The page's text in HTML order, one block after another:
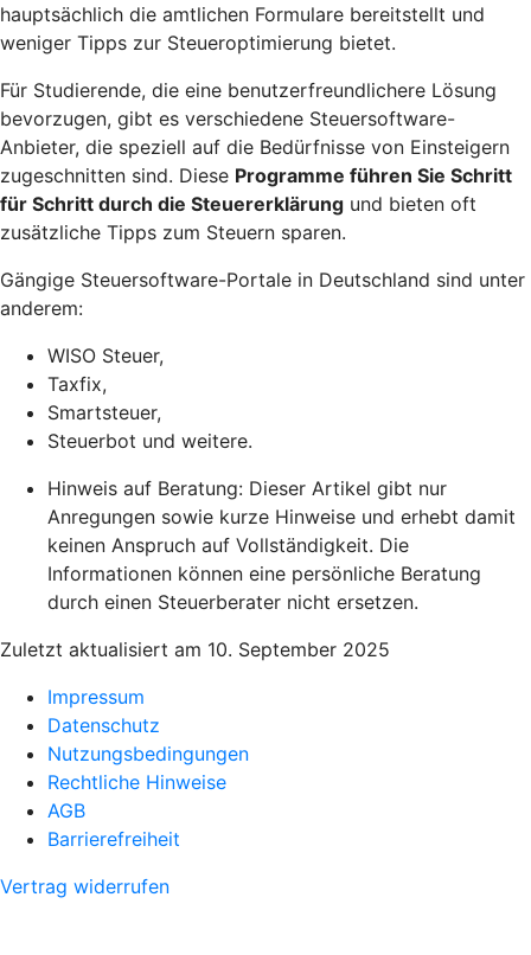
hauptsächlich die amtlichen Formulare bereitstellt und
weniger Tipps zur Steueroptimierung bietet.
Für Studierende, die eine benutzerfreundlichere Lösung
bevorzugen, gibt es verschiedene Steuersoftware-
Anbieter, die speziell auf die Bedürfnisse von Einsteigern
zugeschnitten sind. Diese Programme führen Sie Schritt
für Schritt durch die Steuererklärung und bieten oft
zusätzliche Tipps zum Steuern sparen.
Gängige Steuersoftware-Portale in Deutschland sind unter
anderem:
WISO Steuer,
Taxfix,
Smartsteuer,
Steuerbot und weitere.
Hinweis auf Beratung: Dieser Artikel gibt nur
Anregungen sowie kurze Hinweise und erhebt damit
keinen Anspruch auf Vollständigkeit. Die
Informationen können eine persönliche Beratung
durch einen Steuerberater nicht ersetzen.
Zuletzt aktualisiert am 10. September 2025
Impressum
Datenschutz
Nutzungsbedingungen
Rechtliche Hinweise
AGB
Barrierefreiheit
Vertrag widerrufen